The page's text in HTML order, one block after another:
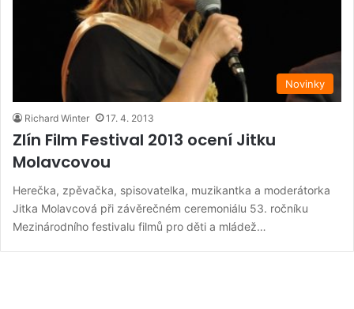
Novinky
Richard Winter 17. 4. 2013
Zlín Film Festival 2013 ocení Jitku
Molavcovou
Herečka, zpěvačka, spisovatelka, muzikantka a moderátorka
Jitka Molavcová při závěrečném ceremoniálu 53. ročníku
Mezinárodního festivalu filmů pro děti a mládež…